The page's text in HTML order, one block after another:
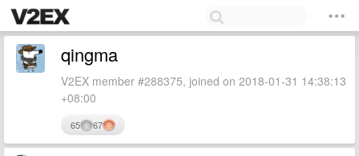
qingma
V2EX member #288375, joined on 2018-01-31 14:38:13
+08:00
65 67